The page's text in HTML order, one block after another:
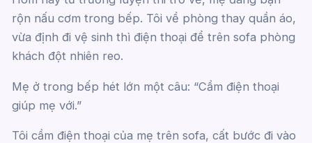
rộn nấu cơm trong bếp. Tôi về phòng thay quần áo,
vừa định đi vệ sinh thì điện thoại để trên sofa phòng
khách đột nhiên reo.
Mẹ ở trong bếp hét lớn một câu: “Cầm điện thoại
giúp mẹ với.”
Tôi cầm điện thoại của mẹ trên sofa, cất bước đi vào